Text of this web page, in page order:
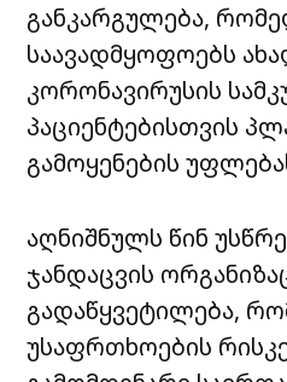
განკარგულება,
საავადმყოფოებს
კორონავირუსის
პაციენტებისთვის
გამოყენების
აღნიშნულს წინ
ჯანდაცვის
გადაწყვეტილება,
უსაფრთხოების